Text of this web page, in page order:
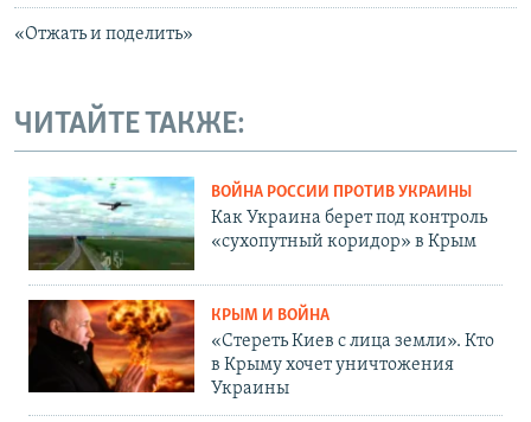
«Отжать и поделить»
ЧИТАЙТЕ ТАКЖЕ:
ВОЙНА РОССИИ ПРОТИВ УКРАИНЫ
Как Украина берет под контроль
«сухопутный коридор» в Крым
КРЫМ И ВОЙНА
«Стереть Киев с лица земли». Кто
в Крыму хочет уничтожения
Украины